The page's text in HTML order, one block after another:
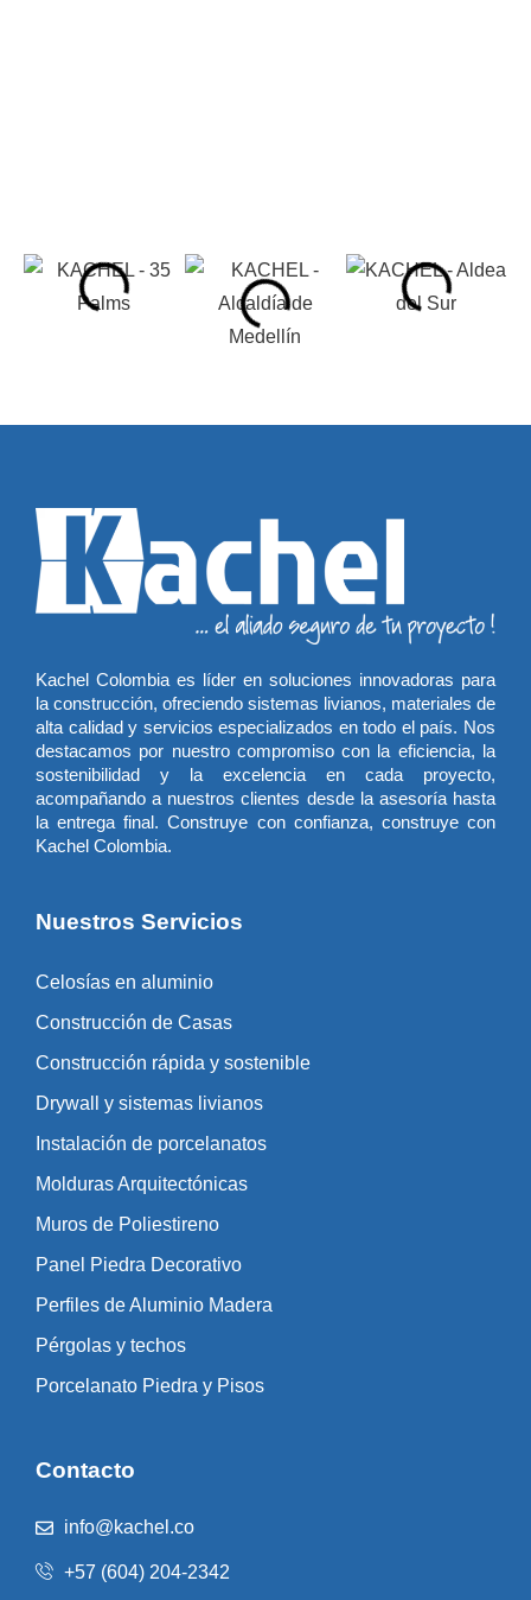
Kachel Colombia es líder en soluciones innovadoras para
la construcción, ofreciendo sistemas livianos, materiales de
alta calidad y servicios especializados en todo el país. Nos
destacamos por nuestro compromiso con la eficiencia, la
sostenibilidad y la excelencia en cada proyecto,
acompañando a nuestros clientes desde la asesoría hasta
la entrega final. Construye con confianza, construye con
Kachel Colombia.
Nuestros Servicios
Celosías en aluminio
Construcción de Casas
Construcción rápida y sostenible
Drywall y sistemas livianos
Instalación de porcelanatos
Molduras Arquitectónicas
Muros de Poliestireno
Panel Piedra Decorativo
Perfiles de Aluminio Madera
Pérgolas y techos
Porcelanato Piedra y Pisos
Contacto
info@kachel.co
+57 (604) 204-2342